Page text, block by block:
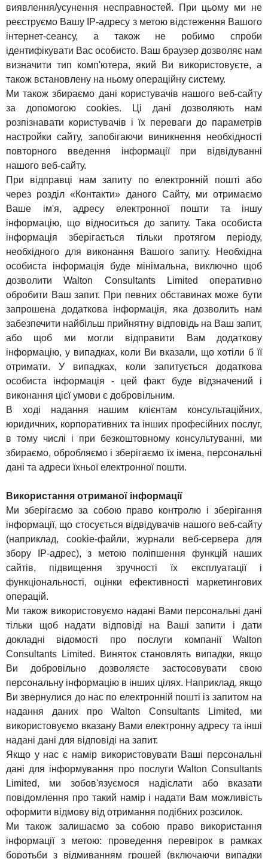
виявлення/усунення несправностей. При цьому ми не
реєструємо Вашу IP-адресу з метою відстеження Вашого
інтернет-сеансу, а також не робимо спроби
ідентифікувати Вас особисто. Ваш браузер дозволяє нам
визначити тип комп'ютера, який Ви використовуєте, а
також встановлену на ньому операційну систему.
Ми також збираємо дані користувачів нашого веб-сайту
за допомогою cookies. Ці дані дозволяють нам
розпізнавати користувачів і їх переваги до параметрів
настройки сайту, запобігаючи виникнення необхідності
повторного введення інформації при відвідуванні
нашого веб-сайту.
При відправці нам запиту по електронній пошті або
через розділ «Контакти» даного Сайту, ми отримаємо
Ваше ім'я, адресу електронної пошти та іншу
інформацію, що відноситься до запиту. Така особиста
інформація зберігається тільки протягом періоду,
необхідного для виконання Вашого запиту. Необхідна
особиста інформація буде мінімальна, виключно щоб
дозволити Walton Consultants Limited оперативно
обробити Ваш запит. При певних обставинах може бути
запрошена додаткова інформація, яка дозволить нам
забезпечити найбільш прийнятну відповідь на Ваш запит,
або щоб ми могли відправити Вам додаткову
інформацію, у випадках, коли Ви вказали, що хотіли б її
отримати. У випадках, коли запитується додаткова
особиста інформація - цей факт буде відзначений і
виконання цієї умови є добровільним.
В ході надання нашим клієнтам консультаційних,
юридичних, корпоративних та інших професійних послуг,
в тому числі і при безкоштовному консультуванні, ми
збираємо, обробляємо і зберігаємо їх імена, персональні
дані та адреси їхньої електронної пошти.
Використання отриманої інформації
Ми зберігаємо за собою право контролю і зберігання
інформації, що стосується відвідувачів нашого веб-сайту
(наприклад, cookie-файли, журнали веб-сервера для
збору IP-адрес), з метою поліпшення функцій наших
сайтів, підвищення зручності їх експлуатації і
функціональності, оцінки ефективності маркетингових
операцій.
Ми також використовуємо надані Вами персональні дані
тільки щоб надати відповіді на Ваші запити і дати
докладні відомості про послуги компанії Walton
Consultants Limited. Виняток становлять випадки, якщо
Ви добровільно дозволяєте застосовувати свою
персональну інформацію в інших цілях. Наприклад, якщо
Ви звернулися до нас по електронній пошті із запитом на
надання даних про Walton Consultants Limited, ми
використовуємо вказану Вами електронну адресу та інші
надані дані для відповіді на запит.
Якщо у нас є намір використовувати Ваші персональні
дані для інформування про послуги Walton Consultants
Limited, ми зобов'язуємося надіслати або вказати
повідомлення про такий намір і надати Вам можливість
оформити відмову від отримання подібних розсилок.
Ми також залишаємо за собою право використання
інформації з метою: проведення перевірок в рамках
боротьби з відмиванням грошей (включаючи випадки